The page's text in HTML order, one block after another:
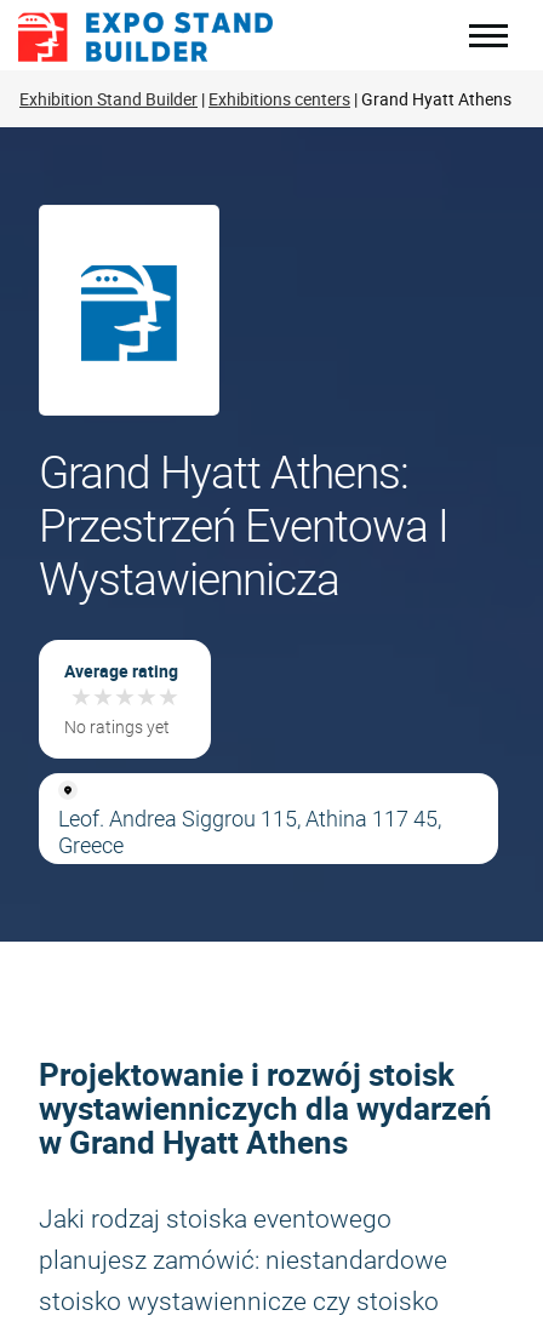
Skip
Exhibition Stand Builder Exhibitions centers Grand Hyatt Athens
Grand Hyatt Athens:
Przestrzeń Eventowa I
Wystawiennicza
Average rating
★★★★★
★★★★★
No ratings yet
Leof. Andrea Siggrou 115, Athina 117 45,
Greece
Projektowanie i rozwój stoisk
wystawienniczych dla wydarzeń
w Grand Hyatt Athens
Jaki rodzaj stoiska eventowego
planujesz zamówić: niestandardowe
stoisko wystawiennicze czy stoisko